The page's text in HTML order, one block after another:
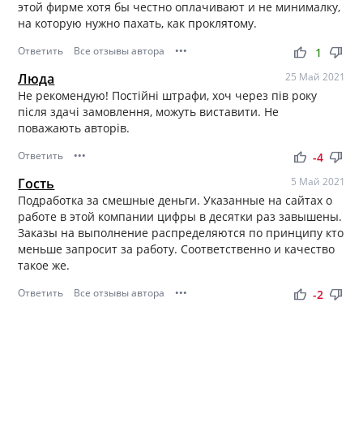
этой фирме хотя бы честно оплачивают и не минималку,
на которую нужно пахать, как проклятому.
Ответить Все отзывы автора ••• thumb_up thumb_down
1
Люда 25 Май 2021
Не рекомендую! Постійні штрафи, хоч через пів року
після здачі замовлення, можуть виставити. Не
поважають авторів.
Ответить ••• thumb_up thumb_down
-4
Гость 5 Май 2021
Подработка за смешные деньги. Указанные на сайтах о
работе в этой компании цифры в десятки раз завышены.
Заказы на выполнение распределяются по принципу кто
меньше запросит за работу. Соответственно и качество
такое же.
Ответить Все отзывы автора ••• thumb_up thumb_down
-2